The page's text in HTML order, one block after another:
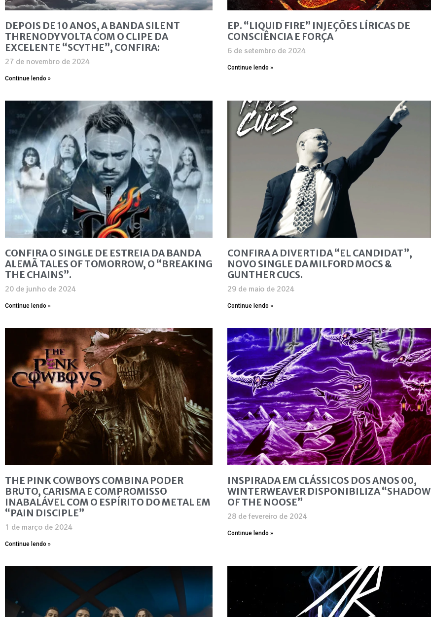
DEPOIS DE 10 ANOS, A BANDA SILENT
THRENODY VOLTA COM O CLIPE DA
EXCELENTE “SCYTHE”, CONFIRA:
27 de novembro de 2024
Continue lendo »
EP. “LIQUID FIRE” INJEÇÕES LÍRICAS DE
CONSCIÊNCIA E FORÇA
6 de setembro de 2024
Continue lendo »
CONFIRA O SINGLE DE ESTREIA DA BANDA
ALEMÃ TALES OF TOMORROW, O “BREAKING
THE CHAINS”.
20 de junho de 2024
Continue lendo »
CONFIRA A DIVERTIDA “EL CANDIDAT”,
NOVO SINGLE DA MILFORD MOCS &
GUNTHER CUCS.
29 de maio de 2024
Continue lendo »
THE PINK COWBOYS COMBINA PODER
BRUTO, CARISMA E COMPROMISSO
INABALÁVEL COM O ESPÍRITO DO METAL EM
“PAIN DISCIPLE”
1 de março de 2024
Continue lendo »
INSPIRADA EM CLÁSSICOS DOS ANOS 00,
WINTERWEAVER DISPONIBILIZA “SHADOW
OF THE NOOSE”
28 de fevereiro de 2024
Continue lendo »